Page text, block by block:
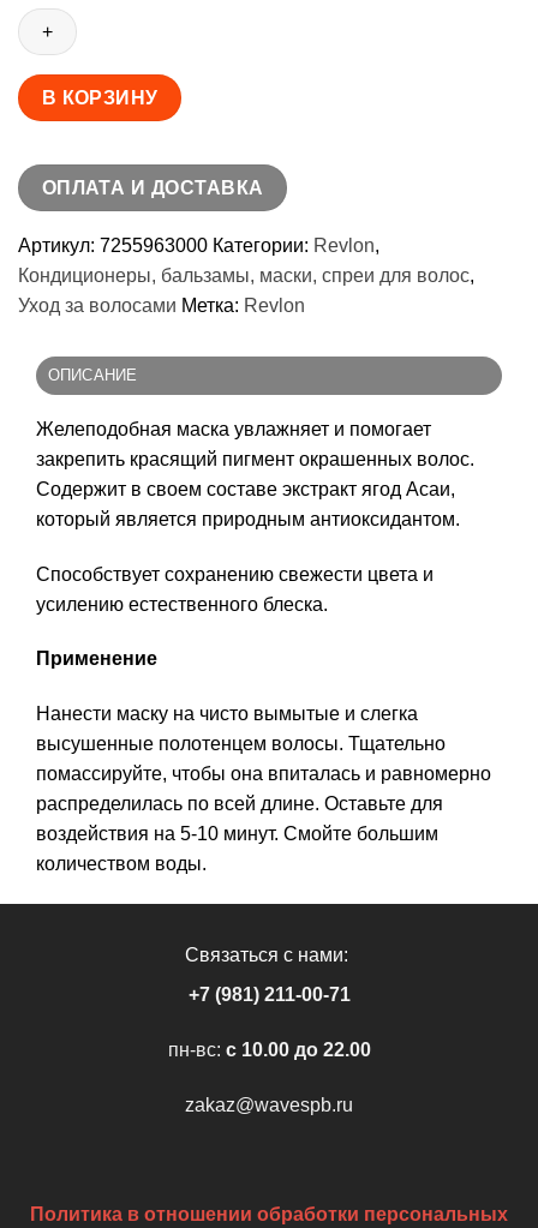
Revlon
RESTART
Защитная
гель-
для
окрашенных
PROTECTIVE
MASK,
200мл
В КОРЗИНУ
ОПЛАТА И ДОСТАВКА
Артикул: 7255963000 Категории: Revlon,
Кондиционеры, бальзамы, маски, спреи для волос,
Уход за волосами Метка: Revlon
ОПИСАНИЕ
Желеподобная маска увлажняет и помогает
закрепить красящий пигмент окрашенных волос.
Содержит в своем составе экстракт ягод Асаи,
который является природным антиоксидантом.
Способствует сохранению свежести цвета и
усилению естественного блеска.
Применение
Нанести маску на чисто вымытые и слегка
высушенные полотенцем волосы. Тщательно
помассируйте, чтобы она впиталась и равномерно
распределилась по всей длине. Оставьте для
воздействия на 5-10 минут. Смойте большим
количеством воды.
Связаться с нами:
+7 (981) 211-00-71
пн-вс: c 10.00 до 22.00
zakaz@wavespb.ru
Политика в отношении обработки персональных